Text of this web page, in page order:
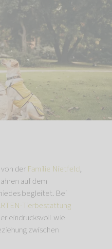
der Familie Nietfeld,
auf dem
begleitet. Bei
Tierbestattung
eindrucksvoll wie
zwischen